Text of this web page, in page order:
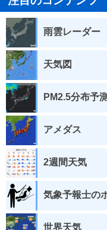
雨雲レーダー
天気図
PM2.5分布予測
アメダス
2週間天気
気象予報士の
世界天気